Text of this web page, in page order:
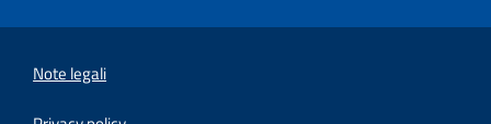
Note legali